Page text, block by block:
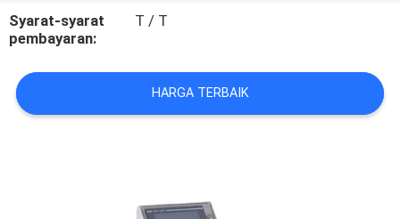
BERITA
KASUS
Syarat-syarat
pembayaran:
T / T
HARGA TERBAIK